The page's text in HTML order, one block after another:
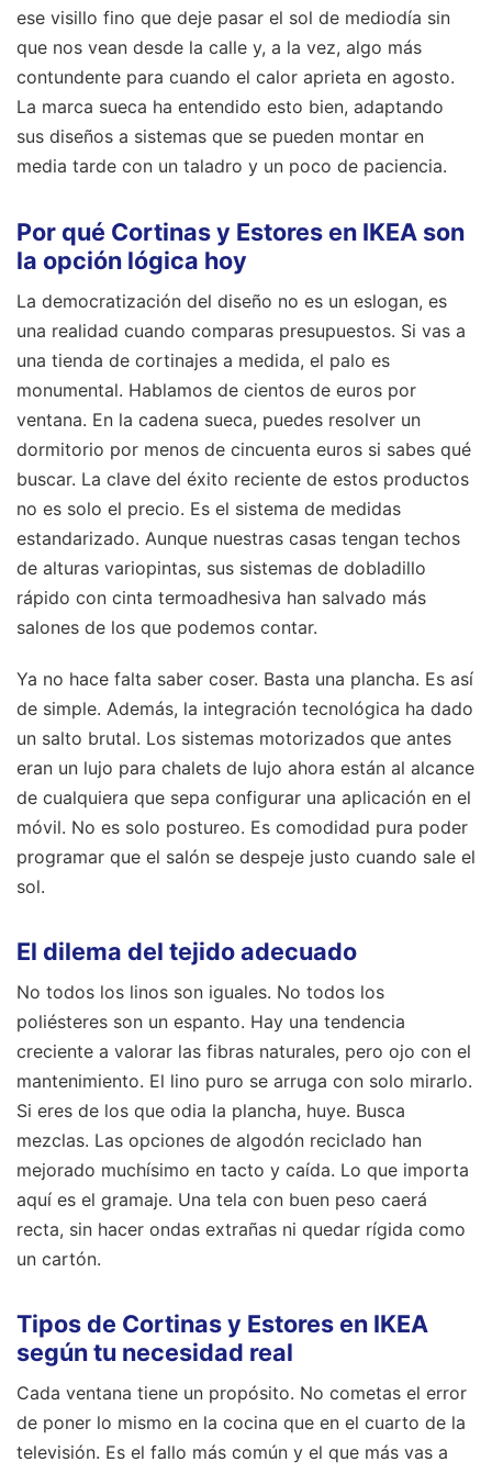
ese visillo fino que deje pasar el sol de mediodía sin
que nos vean desde la calle y, a la vez, algo más
contundente para cuando el calor aprieta en agosto.
La marca sueca ha entendido esto bien, adaptando
sus diseños a sistemas que se pueden montar en
media tarde con un taladro y un poco de paciencia.
Por qué Cortinas y Estores en IKEA son
la opción lógica hoy
La democratización del diseño no es un eslogan, es
una realidad cuando comparas presupuestos. Si vas a
una tienda de cortinajes a medida, el palo es
monumental. Hablamos de cientos de euros por
ventana. En la cadena sueca, puedes resolver un
dormitorio por menos de cincuenta euros si sabes qué
buscar. La clave del éxito reciente de estos productos
no es solo el precio. Es el sistema de medidas
estandarizado. Aunque nuestras casas tengan techos
de alturas variopintas, sus sistemas de dobladillo
rápido con cinta termoadhesiva han salvado más
salones de los que podemos contar.
Ya no hace falta saber coser. Basta una plancha. Es así
de simple. Además, la integración tecnológica ha dado
un salto brutal. Los sistemas motorizados que antes
eran un lujo para chalets de lujo ahora están al alcance
de cualquiera que sepa configurar una aplicación en el
móvil. No es solo postureo. Es comodidad pura poder
programar que el salón se despeje justo cuando sale el
sol.
El dilema del tejido adecuado
No todos los linos son iguales. No todos los
poliésteres son un espanto. Hay una tendencia
creciente a valorar las fibras naturales, pero ojo con el
mantenimiento. El lino puro se arruga con solo mirarlo.
Si eres de los que odia la plancha, huye. Busca
mezclas. Las opciones de algodón reciclado han
mejorado muchísimo en tacto y caída. Lo que importa
aquí es el gramaje. Una tela con buen peso caerá
recta, sin hacer ondas extrañas ni quedar rígida como
un cartón.
Tipos de Cortinas y Estores en IKEA
según tu necesidad real
Cada ventana tiene un propósito. No cometas el error
de poner lo mismo en la cocina que en el cuarto de la
televisión. Es el fallo más común y el que más vas a